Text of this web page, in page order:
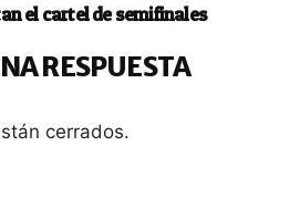
el cartel de semifinales
RESPUESTA
cerrados.